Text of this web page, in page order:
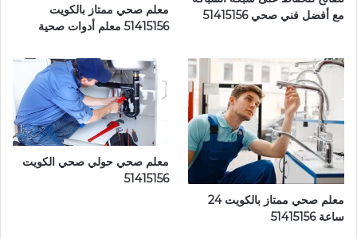
مع أفضل فني صحي 51415156
معلم صحي ممتاز بالكويت
51415156 معلم أدوات صحية
معلم صحي ممتاز بالكويت 24
ساعة 51415156
معلم صحي حولي صحي الكويت
51415156